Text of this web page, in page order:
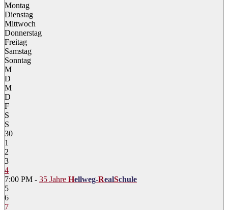
Montag
Dienstag
Mittwoch
Donnerstag
Freitag
Samstag
Sonntag
M
D
M
D
F
S
S
30
1
2
3
4
7:00 PM - 35 Jahre Hellweg-RealSchule
5
6
7